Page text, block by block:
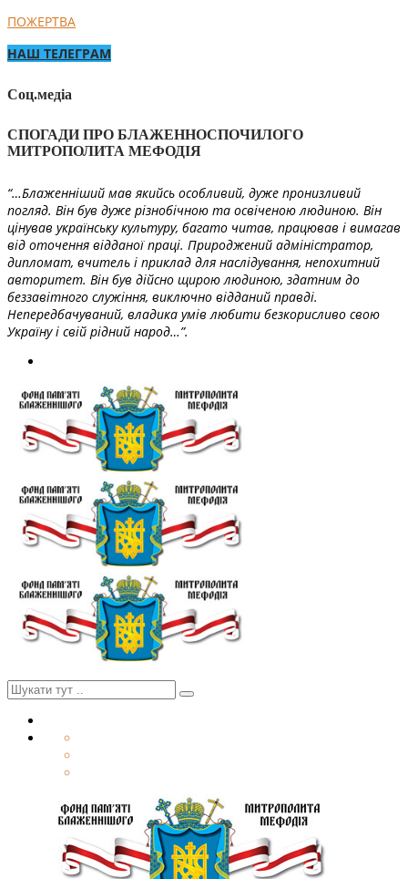
ПОЖЕРТВА
НАШ ТЕЛЕГРАМ
Соц.медіа
СПОГАДИ ПРО БЛАЖЕННОСПОЧИЛОГО
МИТРОПОЛИТА МЕФОДІЯ
“…Блаженніший мав якийсь особливий, дуже пронизливий
погляд. Він був дуже різнобічною та освіченою людиною. Він
цінував українську культуру, багато читав, працював і вимагав
від оточення відданої праці. Природжений адміністратор,
дипломат, вчитель і приклад для наслідування, непохитний
авторитет. Він був дійсно щирою людиною, здатним до
беззавітного служіння, виключно відданий правді.
Непередбачуваний, владика умів любити безкорисливо свою
Україну і свій рідний народ…”.